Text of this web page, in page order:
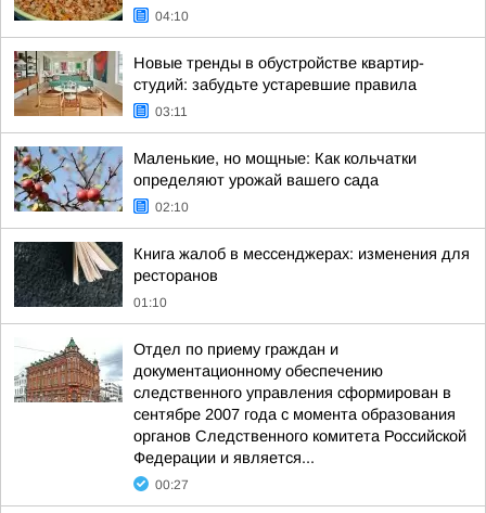
04:10
Новые тренды в обустройстве квартир-
студий: забудьте устаревшие правила
03:11
Маленькие, но мощные: Как кольчатки
определяют урожай вашего сада
02:10
Книга жалоб в мессенджерах: изменения для
ресторанов
01:10
Отдел по приему граждан и
документационному обеспечению
следственного управления сформирован в
сентябре 2007 года с момента образования
органов Следственного комитета Российской
Федерации и является...
00:27